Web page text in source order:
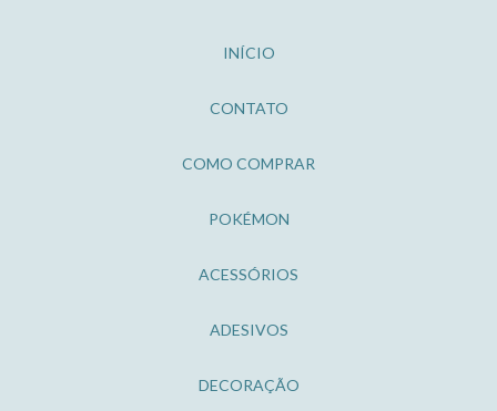
INÍCIO
CONTATO
COMO COMPRAR
POKÉMON
ACESSÓRIOS
ADESIVOS
DECORAÇÃO